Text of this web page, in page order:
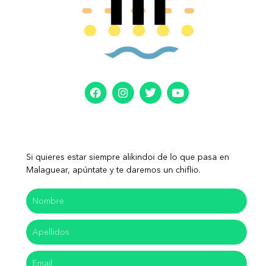
Si quieres estar siempre alikindoi de lo que pasa en
Malaguear, apúntate y te daremos un chiflio.